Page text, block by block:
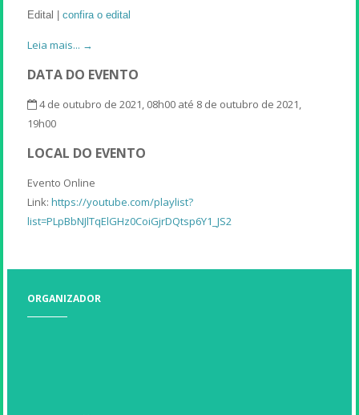
Edital |confira o edital
Leia mais... →
DATA DO EVENTO
4 de outubro de 2021, 08h00 até 8 de outubro de 2021,
19h00
LOCAL DO EVENTO
Evento Online
Link:https://youtube.com/playlist?
list=PLpBbNJlTqElGHz0CoiGjrDQtsp6Y1_JS2
ORGANIZADOR